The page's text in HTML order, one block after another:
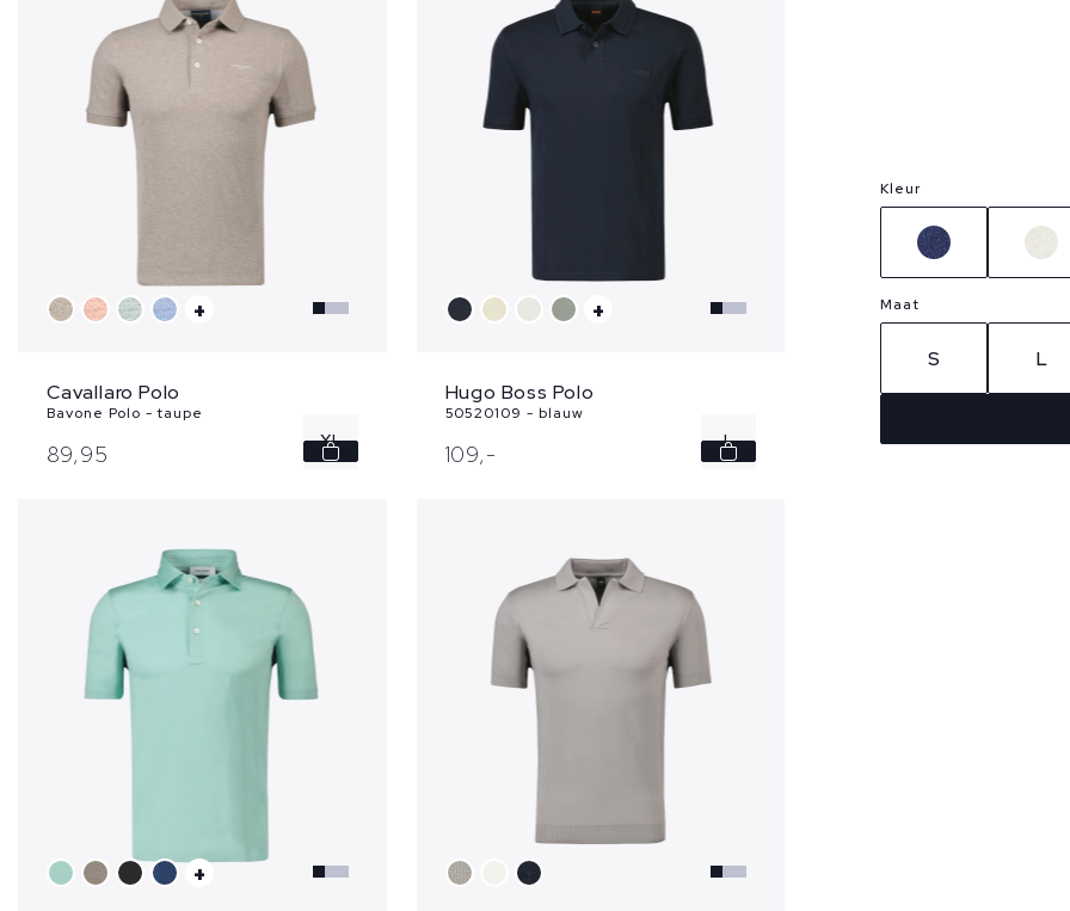
+
Cavallaro Polo
Bavone Polo - taupe
89,95 XL
+
Hugo Boss Polo
50520109 - blauw
109,- L
+
Kleur
Maat
S L